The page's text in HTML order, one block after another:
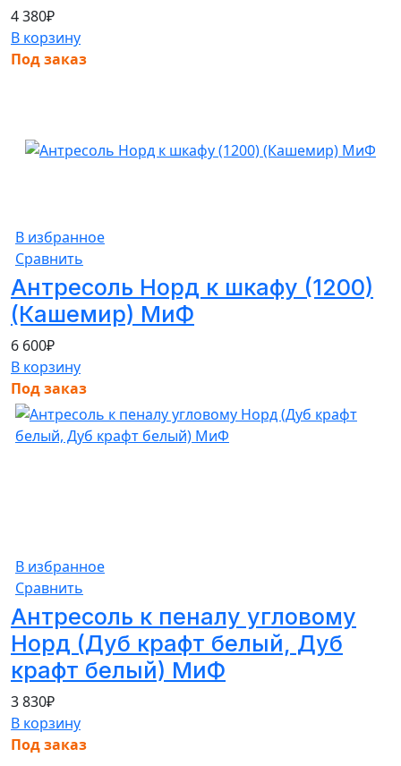
4 380₽
В корзину
Под заказ
В избранное
Сравнить
Антресоль Норд к шкафу (1200)
(Кашемир) МиФ
6 600₽
В корзину
Под заказ
В избранное
Сравнить
Антресоль к пеналу угловому
Норд (Дуб крафт белый, Дуб
крафт белый) МиФ
3 830₽
В корзину
Под заказ